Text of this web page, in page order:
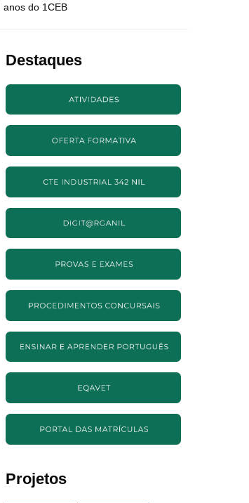
do 1CEB
Destaques
Projetos